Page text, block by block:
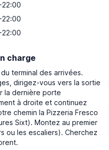
charge
terminal des arrivées.
dirigez-vous vers la sortie
la dernière porte
à droite et continuez
chemin la Pizzeria Fresco
Sixt). Montez au premier
ou les escaliers). Cherchez